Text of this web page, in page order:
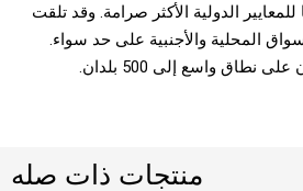
الدولية الأكثر صرامة. وقد تلقت
المحلية والأجنبية على حد سواء.
واسع إلى 500 بلدان.
منتجات ذات صله